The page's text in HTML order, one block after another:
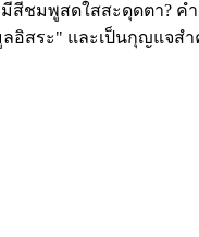
ชมพูสดใสสะดุดตา?
สระ" และเป็นกุญแจ